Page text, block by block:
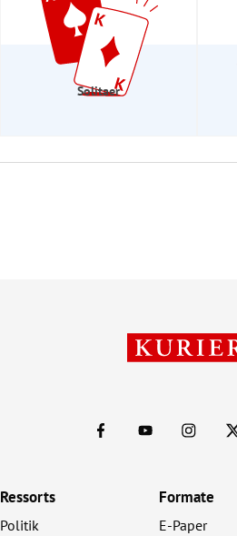
Solitaer
Ressorts
Politik
Formate
E-Paper